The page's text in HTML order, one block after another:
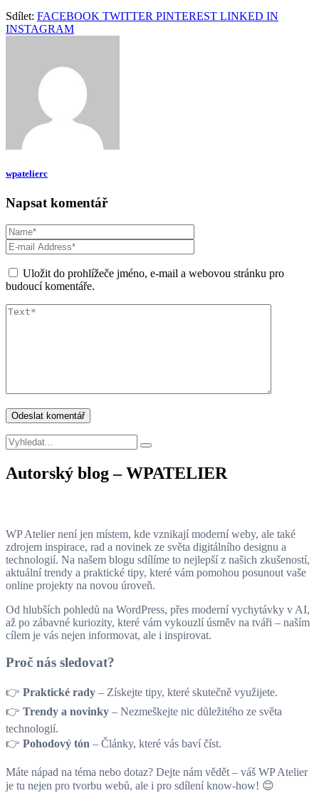
Sdílet: FACEBOOK TWITTER PINTEREST LINKED IN
INSTAGRAM
wpatelierc
Napsat komentář
Uložit do prohlížeče jméno, e-mail a webovou stránku pro
budoucí komentáře.
Autorský blog – WPATELIER
WP Atelier není jen místem, kde vznikají moderní weby, ale také
zdrojem inspirace, rad a novinek ze světa digitálního designu a
technologií. Na našem blogu sdílíme to nejlepší z našich zkušeností,
aktuální trendy a praktické tipy, které vám pomohou posunout vaše
online projekty na novou úroveň.
Od hlubších pohledů na WordPress, přes moderní vychytávky v AI,
až po zábavné kuriozity, které vám vykouzlí úsměv na tváři – naším
cílem je vás nejen informovat, ale i inspirovat.
Proč nás sledovat?
👉 Praktické rady – Získejte tipy, které skutečně využijete.
👉 Trendy a novinky – Nezmeškejte nic důležitého ze světa
technologií.
👉 Pohodový tón – Články, které vás baví číst.
Máte nápad na téma nebo dotaz? Dejte nám vědět – váš WP Atelier
je tu nejen pro tvorbu webů, ale i pro sdílení know-how! 😊